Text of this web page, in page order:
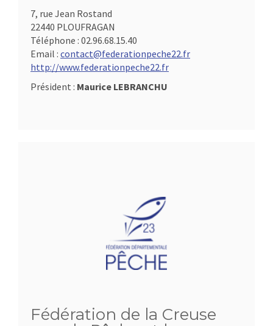
7, rue Jean Rostand
22440 PLOUFRAGAN
Téléphone : 02.96.68.15.40
Email : contact@federationpeche22.fr
http://www.federationpeche22.fr
Président : Maurice LEBRANCHU
Fédération de la Creuse